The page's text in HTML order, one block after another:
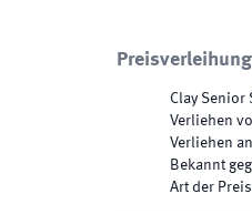
Clay Senior
Verliehen
Verliehen an
Bekannt
Art der